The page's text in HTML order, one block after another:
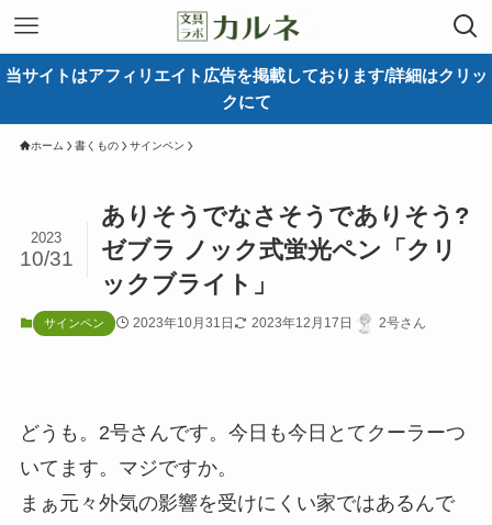
当サイトはアフィリエイト広告を掲載しております/詳細はクリッ
クにて
ホーム 書くもの サインペン
ありそうでなさそうでありそう?
ゼブラ ノック式蛍光ペン「クリ
ックブライト」
2023
10/31
サインペン 2023年10月31日 2023年12月17日 2号さん
どうも。2号さんです。今日も今日とてクーラーつ
いてます。マジですか。
まぁ元々外気の影響を受けにくい家ではあるんで